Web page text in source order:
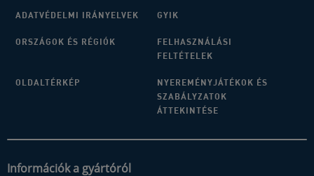
ADATVÉDELMI IRÁNYELVEK GYIK
ORSZÁGOK ÉS RÉGIÓK
FELHASZNÁLÁSI
FELTÉTELEK
OLDALTÉRKÉP
NYEREMÉNYJÁTÉKOK ÉS
SZABÁLYZATOK
ÁTTEKINTÉSE
Információk a gyártóról